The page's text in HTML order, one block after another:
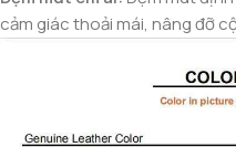
cảm giác thoải mái, nâng đỡ